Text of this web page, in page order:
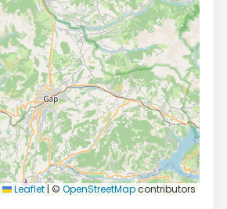
Leaflet | © OpenStreetMapcontributors